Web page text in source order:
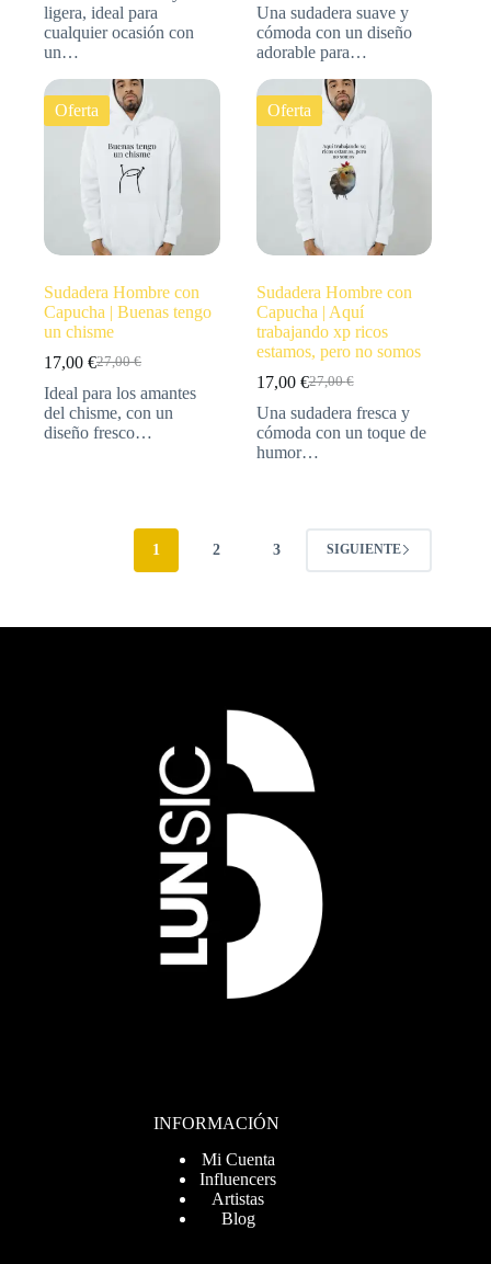
ligera, ideal para
cualquier ocasión con
un…
Una sudadera suave y
cómoda con un diseño
adorable para…
Oferta
Sudadera Hombre con
Capucha | Buenas tengo
un chisme
27,00€
17,00 €
Ideal para los amantes
del chisme, con un
diseño fresco…
Oferta
Sudadera Hombre con
Capucha | Aquí
trabajando xp ricos
estamos, pero no somos
27,00€
17,00 €
Una sudadera fresca y
cómoda con un toque de
humor…
1 2 3 SIGUIENTE
INFORMACIÓN
Mi Cuenta
Influencers
Artistas
Blog